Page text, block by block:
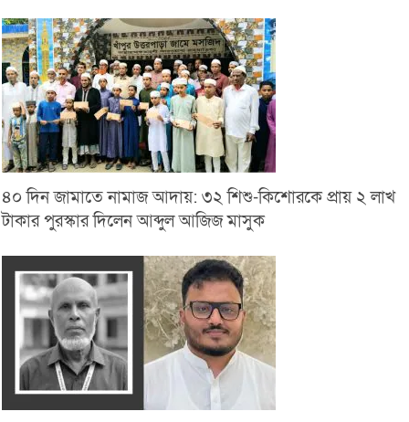
৪০ দিন জামাতে নামাজ আদায়: ৩২ শিশু-কিশোরকে প্রায় ২ লাখ
টাকার পুরস্কার দিলেন আব্দুল আজিজ মাসুক